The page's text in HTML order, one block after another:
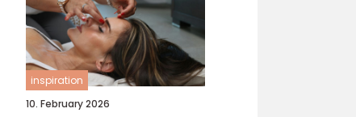
inspiration
10. February 2026